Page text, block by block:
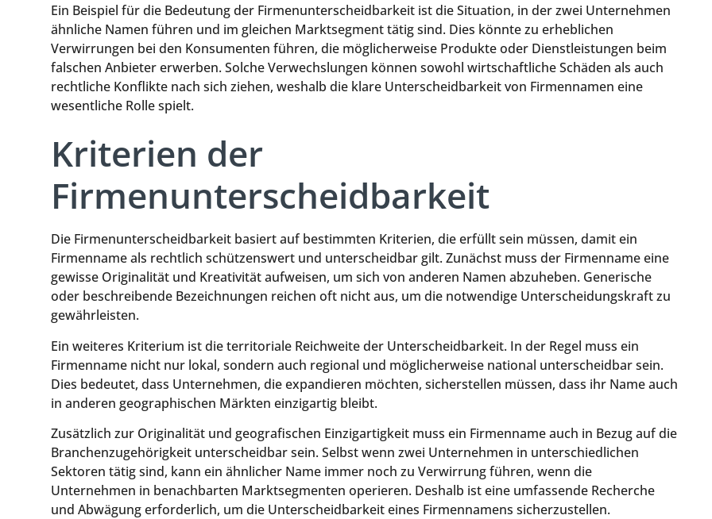
Ein Beispiel für die Bedeutung der Firmenunterscheidbarkeit ist die Situation, in der zwei Unternehmen
ähnliche Namen führen und im gleichen Marktsegment tätig sind. Dies könnte zu erheblichen
Verwirrungen bei den Konsumenten führen, die möglicherweise Produkte oder Dienstleistungen beim
falschen Anbieter erwerben. Solche Verwechslungen können sowohl wirtschaftliche Schäden als auch
rechtliche Konflikte nach sich ziehen, weshalb die klare Unterscheidbarkeit von Firmennamen eine
wesentliche Rolle spielt.
Kriterien der
Firmenunterscheidbarkeit
Die Firmenunterscheidbarkeit basiert auf bestimmten Kriterien, die erfüllt sein müssen, damit ein
Firmenname als rechtlich schützenswert und unterscheidbar gilt. Zunächst muss der Firmenname eine
gewisse Originalität und Kreativität aufweisen, um sich von anderen Namen abzuheben. Generische
oder beschreibende Bezeichnungen reichen oft nicht aus, um die notwendige Unterscheidungskraft zu
gewährleisten.
Ein weiteres Kriterium ist die territoriale Reichweite der Unterscheidbarkeit. In der Regel muss ein
Firmenname nicht nur lokal, sondern auch regional und möglicherweise national unterscheidbar sein.
Dies bedeutet, dass Unternehmen, die expandieren möchten, sicherstellen müssen, dass ihr Name auch
in anderen geographischen Märkten einzigartig bleibt.
Zusätzlich zur Originalität und geografischen Einzigartigkeit muss ein Firmenname auch in Bezug auf die
Branchenzugehörigkeit unterscheidbar sein. Selbst wenn zwei Unternehmen in unterschiedlichen
Sektoren tätig sind, kann ein ähnlicher Name immer noch zu Verwirrung führen, wenn die
Unternehmen in benachbarten Marktsegmenten operieren. Deshalb ist eine umfassende Recherche
und Abwägung erforderlich, um die Unterscheidbarkeit eines Firmennamens sicherzustellen.